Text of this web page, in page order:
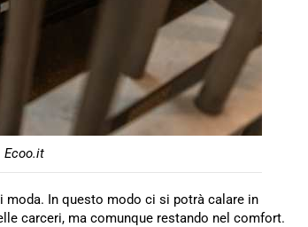
Ecoo.it
moda. In questo modo ci si potrà calare in
carceri, ma comunque restando nel comfort.